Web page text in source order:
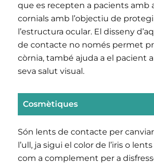
que es recepten a pacients amb
cornials amb l’objectiu de
l’estructura ocular. El disseny
de contacte no només permet
còrnia, també ajuda a el pacient
seva salut visual.
Cosmètiques
Són lents de contacte per
l’ull, ja sigui el color de l’iris o
com a complement per a